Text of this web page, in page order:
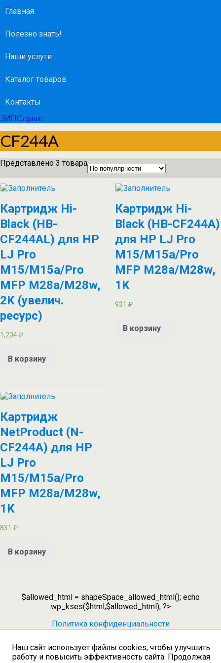
Главная
Полезно знать!
Наши услуги
Каталог товаров
Контакты
ЗИПСервис
CF244A
Представлено 3 товара
Картридж Hi-
Black (HB-
CF244AL) для HP
LJ Pro
M15/M15a/Pro
MFP M28a/M28w,
2K (увелич.
ресурс)
1,204₽
В корзину
Картридж Hi-
Black (HB-CF244A)
для HP LJ Pro
M15/M15a/Pro
MFP M28a/M28w,
1K
931 ₽
В корзину
Картридж
NetProduct (N-
CF244A) для HP
LJ Pro
M15/M15a/Pro
MFP M28a/M28w,
1K
831 ₽
В корзину
$allowed_html = shapeSpace_allowed_html(); echo
wp_kses($html,$allowed_html); ?>
Политика конфиденциальности
Наш сайт использует файлы cookies, чтобы улучшить
работу и повысить эффективность сайта. Продолжая
Наверх